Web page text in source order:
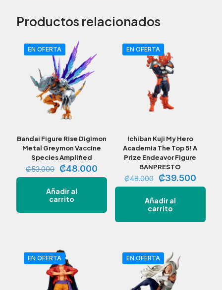
VILLAINS
Figurine
cantidad
Productos relacionados
EN OFERTA
Bandai Figure Rise Digimon
Metal Greymon Vaccine
Species Amplified
₡53.000
El
precio
original
era:
₡48.000
precio
actual
Añadir al
carrito
EN OFERTA
Ichiban Kuji My Hero
Academia The Top 5! A
Prize Endeavor Figure
BANPRESTO
₡48.000
El
precio
original
era:
₡39.500El
precio
Añadir al
carrito
EN OFERTA EN OFERTA